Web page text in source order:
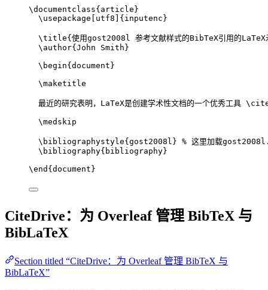
\documentclass{ article }
\usepackage
utf8 ]{ inputenc }
\title{使用gost2008l 参考文献样式的BibTeX引用的LaTeX
\author{John Smith}
\begin{ document }
\maketitle
最近的研究表明，LaTeX是创建学术性文档的一个优秀工具
\medskip
\bibliographystyle{gost2008l} % 这里加载
\bibliography{bibliography}
\end { document }
CiteDrive：为 Overleaf 管理 BibTeX 与
BibLaTeX
Section titled “CiteDrive：为 Overleaf 管理 BibTeX 与
BibLaTeX”